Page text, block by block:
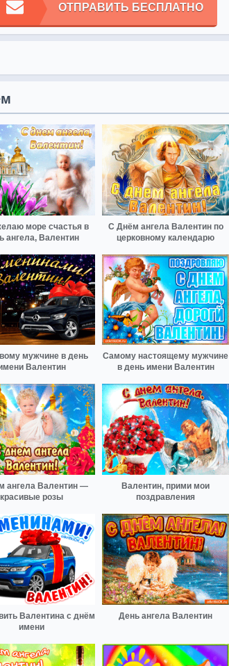
ОТПРАВИТЬ БЕСПЛАТНО
море счастья в
ангела, Валентин
С Днём ангела Валентин по
церковному календарю
мужчине в день
Валентин
Самому настоящему мужчине
в день имени Валентин
ангела Валентин —
красивые розы
Валентин, прими мои
поздравления
Валентина с днём
имени
День ангела Валентин